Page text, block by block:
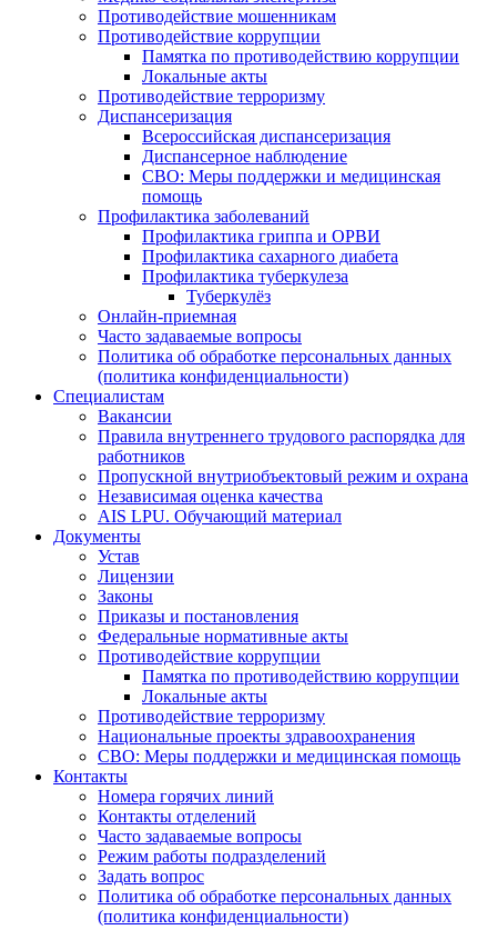
Противодействие мошенникам
Противодействие коррупции
Памятка по противодействию коррупции
Локальные акты
Противодействие терроризму
Диспансеризация
Всероссийская диспансеризация
Диспансерное наблюдение
СВО: Меры поддержки и медицинская
помощь
Профилактика заболеваний
Профилактика гриппа и ОРВИ
Профилактика сахарного диабета
Профилактика туберкулеза
Туберкулёз
Онлайн-приемная
Часто задаваемые вопросы
Политика об обработке персональных данных
(политика конфиденциальности)
Специалистам
Вакансии
Правила внутреннего трудового распорядка для
работников
Пропускной внутриобъектовый режим и охрана
Независимая оценка качества
AIS LPU. Обучающий материал
Документы
Устав
Лицензии
Законы
Приказы и постановления
Федеральные нормативные акты
Противодействие коррупции
Памятка по противодействию коррупции
Локальные акты
Противодействие терроризму
Национальные проекты здравоохранения
СВО: Меры поддержки и медицинская помощь
Контакты
Номера горячих линий
Контакты отделений
Часто задаваемые вопросы
Режим работы подразделений
Задать вопрос
Политика об обработке персональных данных
(политика конфиденциальности)